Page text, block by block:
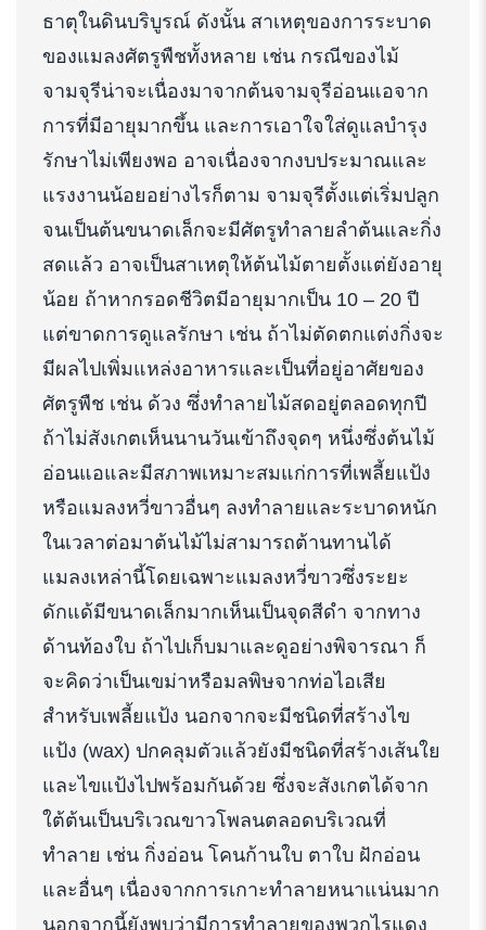
ธาตุในดินบริบูรณ์ ดังนั้น สาเหตุของการระบาด
ของแมลงศัตรูพืชทั้งหลาย เช่น กรณีของไม้
จามจุรีน่าจะเนื่องมาจากต้นจามจุรีอ่อนแอจาก
การที่มีอายุมากขึ้น และการเอาใจใส่ดูแลบำรุง
รักษาไม่เพียงพอ อาจเนื่องจากงบประมาณและ
แรงงานน้อยอย่างไรก็ตาม จามจุรีตั้งแต่เริ่มปลูก
จนเป็นต้นขนาดเล็กจะมีศัตรูทำลายลำต้นและกิ่ง
สดแล้ว อาจเป็นสาเหตุให้ต้นไม้ตายตั้งแต่ยังอายุ
น้อย ถ้าหากรอดชีวิตมีอายุมากเป็น 10 – 20 ปี
แต่ขาดการดูแลรักษา เช่น ถ้าไม่ตัดตกแต่งกิ่งจะ
มีผลไปเพิ่มแหล่งอาหารและเป็นที่อยู่อาศัยของ
ศัตรูพืช เช่น ด้วง ซึ่งทำลายไม้สดอยู่ตลอดทุกปี
ถ้าไม่สังเกตเห็นนานวันเข้าถึงจุดๆ หนึ่งซึ่งต้นไม้
อ่อนแอและมีสภาพเหมาะสมแก่การที่เพลี้ยแป้ง
หรือแมลงหวี่ขาวอื่นๆ ลงทำลายและระบาดหนัก
ในเวลาต่อมาต้นไม้ไม่สามารถต้านทานได้
แมลงเหล่านี้โดยเฉพาะแมลงหวี่ขาวซึ่งระยะ
ดักแด้มีขนาดเล็กมากเห็นเป็นจุดสีดำ จากทาง
ด้านท้องใบ ถ้าไปเก็บมาและดูอย่างพิจารณา ก็
จะคิดว่าเป็นเขม่าหรือมลพิษจากท่อไอเสีย
สำหรับเพลี้ยแป้ง นอกจากจะมีชนิดที่สร้างไข
แป้ง (wax) ปกคลุมตัวแล้วยังมีชนิดที่สร้างเส้นใย
และไขแป้งไปพร้อมกันด้วย ซึ่งจะสังเกตได้จาก
ใต้ต้นเป็นบริเวณขาวโพลนตลอดบริเวณที่
ทำลาย เช่น กิ่งอ่อน โคนก้านใบ ตาใบ ฝักอ่อน
และอื่นๆ เนื่องจากการเกาะทำลายหนาแน่นมาก
นอกจากนี้ยังพบว่ามีการทำลายของพวกไรแดง